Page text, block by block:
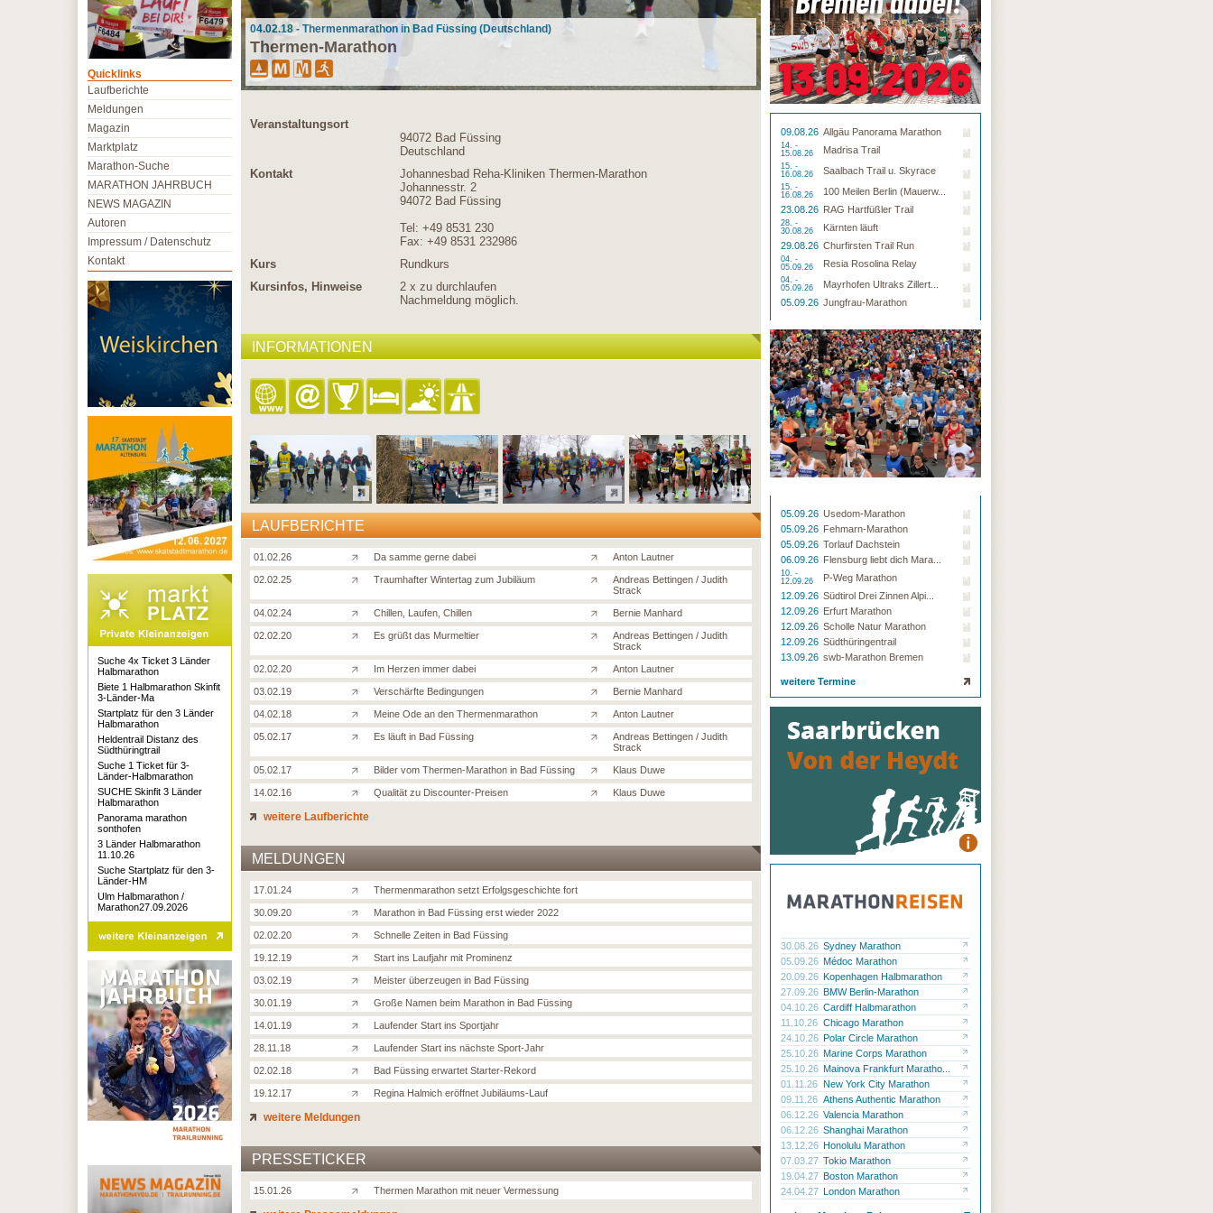
04.02.18 - Thermenmarathon in Bad Füssing (Deutschland)
Thermen-Marathon
Veranstaltungsort
94072 Bad Füssing
Deutschland
Kontakt
Johannesbad Reha-Kliniken Thermen-Marathon
Johannesstr. 2
94072 Bad Füssing
Tel: +49 8531 230
Fax: +49 8531 232986
Kurs
Rundkurs
Kursinfos, Hinweise
2 x zu durchlaufen
Nachmeldung möglich.
INFORMATIONEN
LAUFBERICHTE
01.02.26 Da samme gerne dabei Anton Lautner
02.02.25 Traumhafter Wintertag zum Jubiläum
Andreas Bettingen / Judith
Strack
04.02.24 Chillen, Laufen, Chillen Bernie Manhard
02.02.20 Es grüßt das Murmeltier
Andreas Bettingen / Judith
Strack
02.02.20 Im Herzen immer dabei Anton Lautner
03.02.19 Verschärfte Bedingungen Bernie Manhard
04.02.18 Meine Ode an den Thermenmarathon Anton Lautner
05.02.17 Es läuft in Bad Füssing
Andreas Bettingen / Judith
Strack
05.02.17 Bilder vom Thermen-Marathon in Bad Füssing Klaus Duwe
14.02.16 Qualität zu Discounter-Preisen Klaus Duwe
weitere Laufberichte
MELDUNGEN
17.01.24 Thermenmarathon setzt Erfolgsgeschichte fort
30.09.20 Marathon in Bad Füssing erst wieder 2022
02.02.20 Schnelle Zeiten in Bad Füssing
19.12.19 Start ins Laufjahr mit Prominenz
03.02.19 Meister überzeugen in Bad Füssing
30.01.19 Große Namen beim Marathon in Bad Füssing
14.01.19 Laufender Start ins Sportjahr
28.11.18 Laufender Start ins nächste Sport-Jahr
02.02.18 Bad Füssing erwartet Starter-Rekord
19.12.17 Regina Halmich eröffnet Jubiläums-Lauf
weitere Meldungen
PRESSETICKER
15.01.26 Thermen Marathon mit neuer Vermessung
09.08.26 Allgäu Panorama Marathon
14. -
15.08.26
Madrisa Trail
15. -
16.08.26
Saalbach Trail u. Skyrace
15. -
16.08.26
100 Meilen Berlin (Mauerw...
23.08.26 RAG Hartfüßler Trail
28. -
30.08.26
Kärnten läuft
29.08.26 Churfirsten Trail Run
04. -
05.09.26
Resia Rosolina Relay
04. -
05.09.26
Mayrhofen Ultraks Zillert...
05.09.26 Jungfrau-Marathon
05.09.26 Usedom-Marathon
05.09.26 Fehmarn-Marathon
05.09.26 Torlauf Dachstein
06.09.26 Flensburg liebt dich Mara...
10. -
12.09.26
P-Weg Marathon
12.09.26 Südtirol Drei Zinnen Alpi...
12.09.26 Erfurt Marathon
12.09.26 Scholle Natur Marathon
12.09.26 Südthüringentrail
13.09.26 swb-Marathon Bremen
weitere Termine
30.08.26 Sydney Marathon
05.09.26 Médoc Marathon
20.09.26 Kopenhagen Halbmarathon
27.09.26 BMW Berlin-Marathon
04.10.26 Cardiff Halbmarathon
11.10.26 Chicago Marathon
24.10.26 Polar Circle Marathon
25.10.26 Marine Corps Marathon
25.10.26 Mainova Frankfurt Maratho...
01.11.26 New York City Marathon
09.11.26 Athens Authentic Marathon
06.12.26 Valencia Marathon
06.12.26 Shanghai Marathon
13.12.26 Honolulu Marathon
07.03.27 Tokio Marathon
19.04.27 Boston Marathon
24.04.27 London Marathon
Quicklinks
Laufberichte
Meldungen
Magazin
Marktplatz
Marathon-Suche
MARATHON JAHRBUCH
NEWS MAGAZIN
Autoren
Impressum / Datenschutz
Kontakt
Suche 4x Ticket 3 Länder
Halbmarathon
Biete 1 Halbmarathon Skinfit
3-Länder-Ma
Startplatz für den 3 Länder
Halbmarathon
Heldentrail Distanz des
Südthüringtrail
Suche 1 Ticket für 3-
Länder-Halbmarathon
SUCHE Skinfit 3 Länder
Halbmarathon
Panorama marathon
sonthofen
3 Länder Halbmarathon
11.10.26
Suche Startplatz für den 3-
Länder-HM
Ulm Halbmarathon /
Marathon27.09.2026